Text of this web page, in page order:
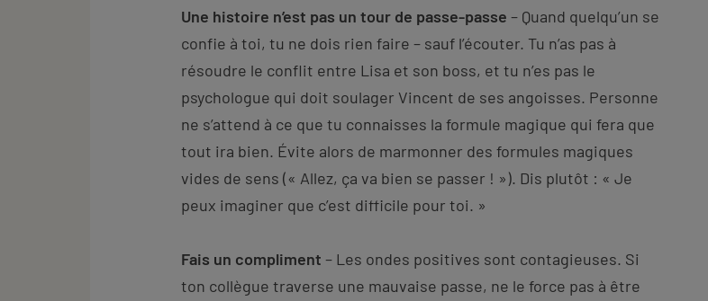
Une histoire n’est pas un tour de passe-passe – Quand quelqu’un se
confie à toi, tu ne dois rien faire – sauf l’écouter. Tu n’as pas à
résoudre le conflit entre Lisa et son boss, et tu n’es pas le
psychologue qui doit soulager Vincent de ses angoisses. Personne
ne s’attend à ce que tu connaisses la formule magique qui fera que
tout ira bien. Évite alors de marmonner des formules magiques
vides de sens (« Allez, ça va bien se passer ! »). Dis plutôt : « Je
peux imaginer que c’est difficile pour toi. »
Fais un compliment – Les ondes positives sont contagieuses. Si
ton collègue traverse une mauvaise passe, ne le force pas à être